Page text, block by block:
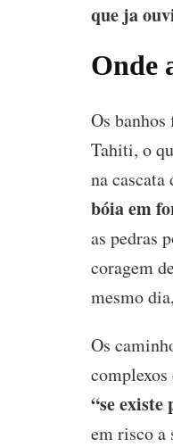
que ja
Onde
Os banhos
Tahiti, o
na
bóia em
as pedras
coragem
mesmo
Os
“se existe
em risco a